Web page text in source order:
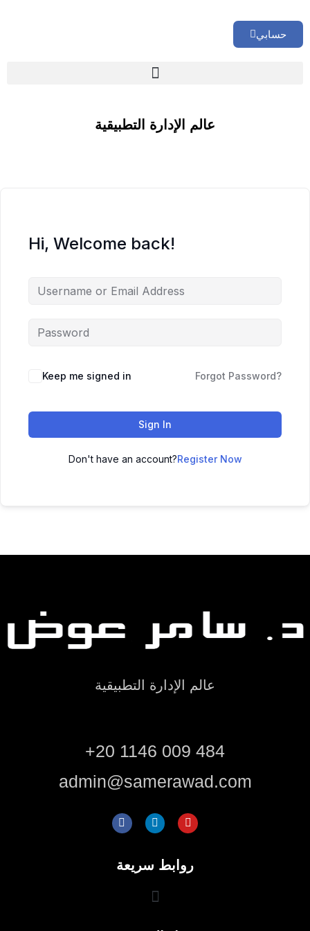
حسابي
عالم الإدارة التطبيقية
Hi, Welcome back!
Keep me signed in Forgot Password?
Sign In
Don't have an account?Register Now
عالم الإدارة التطبيقية
+20 1146 009 484
admin@samerawad.com
روابط سريعة